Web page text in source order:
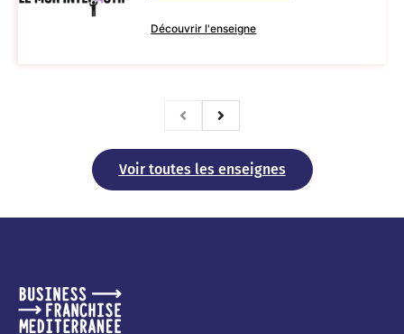
Découvrir l'enseigne
Voir toutes les enseignes